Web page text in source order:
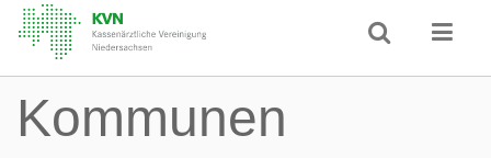
Kommunen